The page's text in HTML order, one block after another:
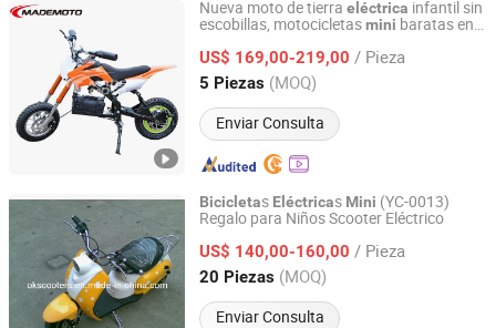
Nueva moto de tierra eléctrica infantil sin
escobillas, motocicletasmini baratas en
eléctricapara niños
US$ 169,00-219,00 / Pieza
5 Piezas (MOQ)
Enviar Consulta
Wiztem Industry Company Limited
Zhejiang, China Desde 2005
Bicicletas Eléctricas Mini (YC-0013)
Regalo para Niños Scooter Eléctrico
US$ 140,00-160,00 / Pieza
20 Piezas (MOQ)
Enviar Consulta
Yongkang Yucheng Hardware Products Factory
Zhejiang, China Desde 2013